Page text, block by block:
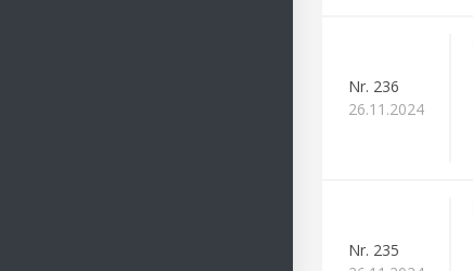
Nr. 236
26.11.2024
Nr. 235